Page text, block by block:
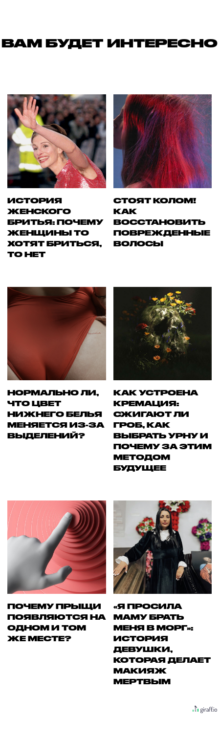
ВАМ БУДЕТ ИНТЕРЕСНО
ИСТОРИЯ
ЖЕНСКОГО
БРИТЬЯ: ПОЧЕМУ
ЖЕНЩИНЫ ТО
ХОТЯТ БРИТЬСЯ,
ТО НЕТ
СТОЯТ КОЛОМ!
КАК
ВОССТАНОВИТЬ
ПОВРЕЖДЕННЫЕ
ВОЛОСЫ
НОРМАЛЬНО ЛИ,
ЧТО ЦВЕТ
НИЖНЕГО БЕЛЬЯ
МЕНЯЕТСЯ ИЗ-ЗА
ВЫДЕЛЕНИЙ?
КАК УСТРОЕНА
КРЕМАЦИЯ:
СЖИГАЮТ ЛИ
ГРОБ, КАК
ВЫБРАТЬ УРНУ И
ПОЧЕМУ ЗА ЭТИМ
МЕТОДОМ
БУДУЩЕЕ
ПОЧЕМУ ПРЫЩИ
ПОЯВЛЯЮТСЯ НА
ОДНОМ И ТОМ
ЖЕ МЕСТЕ?
«Я ПРОСИЛА
МАМУ БРАТЬ
МЕНЯ В МОРГ»:
ИСТОРИЯ
ДЕВУШКИ,
КОТОРАЯ ДЕЛАЕТ
МАКИЯЖ
МЕРТВЫМ